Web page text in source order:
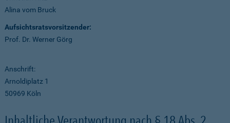
Alina vom Bruck
Aufsichtsratsvorsitzender:
Prof. Dr. Werner Görg
Anschrift:
Arnoldiplatz 1
50969 Köln